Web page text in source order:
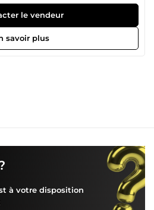
le vendeur
savoir plus
à votre disposition